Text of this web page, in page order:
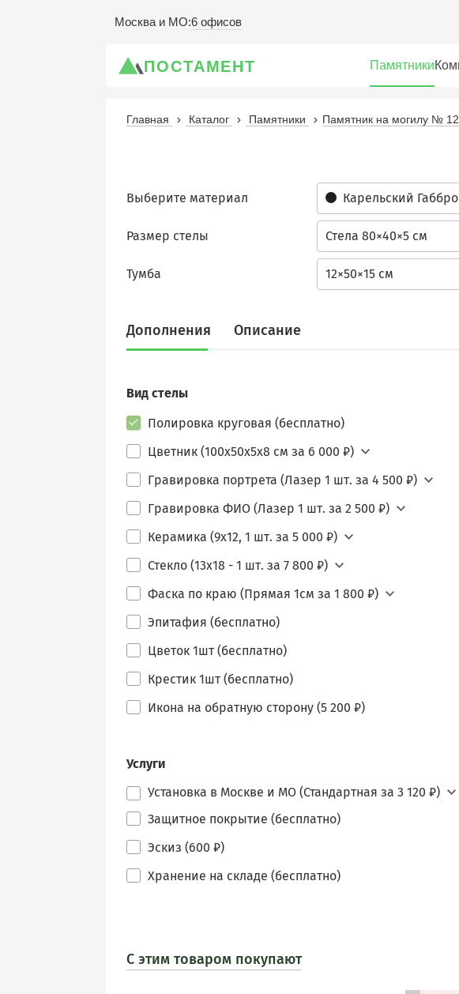
Москва и МО:6 офисов
ПОСТАМЕНТ Памятники
Главная Каталог Памятники Памятник на могилу №
Карельский
Выберите материал
Стела 80×40×5 см
Размер стелы
12×50×15 см
Тумба
Дополнения Описание
Вид стелы
Полировка круговая (бесплатно)
Цветник (100х50х5х8 см за 6 000 ₽)
Гравировка портрета (Лазер 1 шт. за 4 500 ₽)
Гравировка ФИО (Лазер 1 шт. за 2 500 ₽)
Керамика (9х12, 1 шт. за 5 000 ₽)
Стекло (13х18 - 1 шт. за 7 800 ₽)
Фаска по краю (Прямая 1см за 1 800 ₽)
Эпитафия (бесплатно)
Цветок 1шт (бесплатно)
Крестик 1шт (бесплатно)
Икона на обратную сторону (5 200 ₽)
Услуги
Установка в Москве и МО (Стандартная за 3 120 ₽)
Защитное покрытие (бесплатно)
Эскиз (600 ₽)
Хранение на складе (бесплатно)
С этим товаром покупают